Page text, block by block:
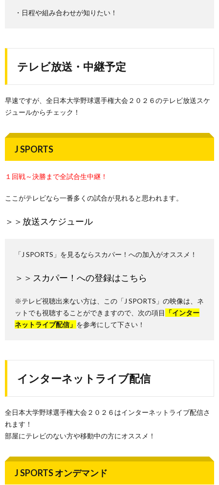
・日程や組み合わせが知りたい！
テレビ放送・中継予定
早速ですが、全日本大学野球選手権大会２０２６のテレビ放送スケ
ジュールからチェック！
J SPORTS
１回戦～決勝まで全試合生中継！
ここがテレビなら一番多くの試合が見れると思われます。
＞＞ 放送スケジュール
「J SPORTS」を見るならスカパー！への加入がオススメ！
＞＞ スカパー！への登録はこちら
※テレビ視聴出来ない方は、この「J SPORTS」の映像は、ネ
ットでも視聴することができますので、次の項目 「インター
ネットライブ配信」 を参考にして下さい！
インターネットライブ配信
全日本大学野球選手権大会２０２６はインターネットライブ配信さ
れます！
部屋にテレビのない方や移動中の方にオススメ！
J SPORTS オンデマンド